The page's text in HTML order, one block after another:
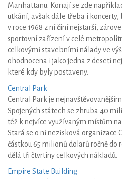
Manhattanu. Konají se zde
utkání, avšak dále třeba i koncerty,
v roce 1968 z ní činí nejstarší,
sportovní zařízení v celé
celkovými stavebními nálady ve
ohodnocena i jako jedna z deseti
které kdy byly postaveny.
Central Park
Central Park je
Spojených státech se zhruba 40
též k nejvíce využívaným místům
Stará se o ni nezisková organizace
částkou 65 milionů dolarů ročně do
dělá tři čtvrtiny celkových nákladů.
Empire State Building